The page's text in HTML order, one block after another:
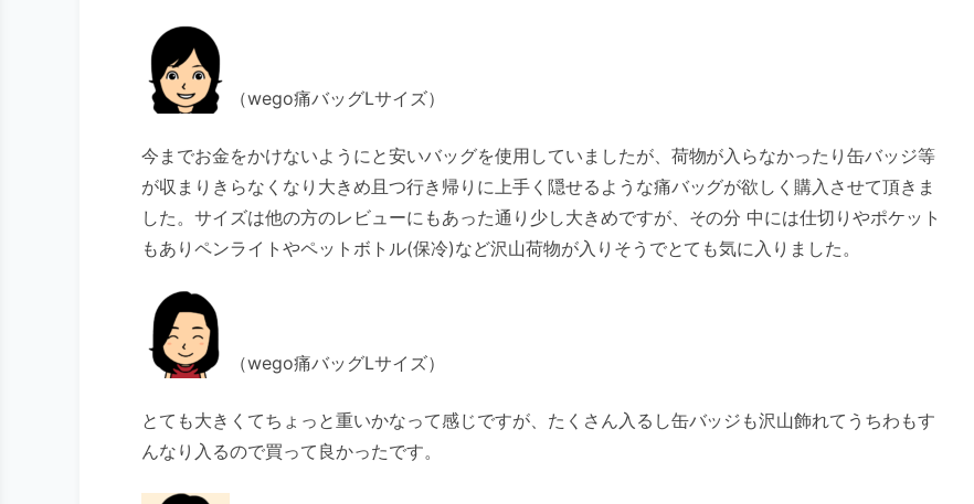
（wego痛バッグLサイズ）
今までお金をかけないようにと安いバッグを使用していましたが、荷物が入らなかったり缶バッジ等
が収まりきらなくなり大きめ且つ行き帰りに上手く隠せるような痛バッグが欲しく購入させて頂きま
した。サイズは他の方のレビューにもあった通り少し大きめですが、その分 中には仕切りやポケット
もありペンライトやペットボトル(保冷)など沢山荷物が入りそうでとても気に入りました。
（wego痛バッグLサイズ）
とても大きくてちょっと重いかなって感じですが、たくさん入るし缶バッジも沢山飾れてうちわもす
んなり入るので買って良かったです。